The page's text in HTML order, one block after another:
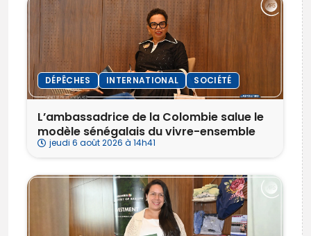
DÉPÊCHES INTERNATIONAL SOCIÉTÉ
L’ambassadrice de la Colombie salue le
modèle sénégalais du vivre-ensemble
jeudi 6 août 2026 à 14h41